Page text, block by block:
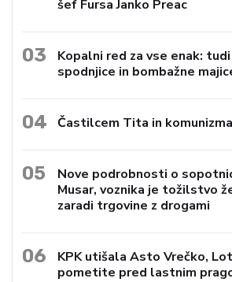
šef Fursa Janko Preac
03
Kopalni red za vse enak:
spodnjice in bombažne
04 Častilcem Tita in komunizma
05
Nove podrobnosti o
Musar, voznika je tožilstvo
zaradi trgovine z drogami
06
KPK utišala Asto Vrečko,
pometite pred lastnim